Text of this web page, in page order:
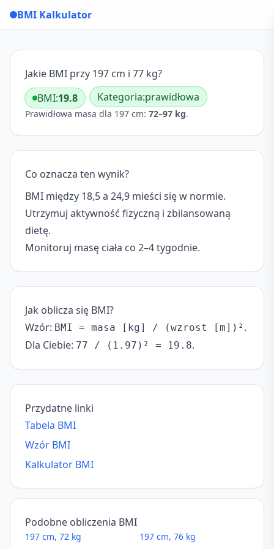
BMI Kalkulator
Jakie BMI przy 197 cm i 77 kg?
BMI:19.8 Kategoria:prawidłowa
Prawidłowa masa dla 197 cm: 72–97 kg.
Co oznacza ten wynik?
BMI między 18,5 a 24,9 mieści się w normie.
Utrzymuj aktywność fizyczną i zbilansowaną
dietę.
Monitoruj masę ciała co 2–4 tygodnie.
Jak oblicza się BMI?
Wzór: BMI = masa [kg] / (wzrost [m])² .
Dla Ciebie: 77 / (1.97)² = 19.8.
Przydatne linki
Tabela BMI
Wzór BMI
Kalkulator BMI
Podobne obliczenia BMI
197 cm, 72 kg
197 cm, 76 kg